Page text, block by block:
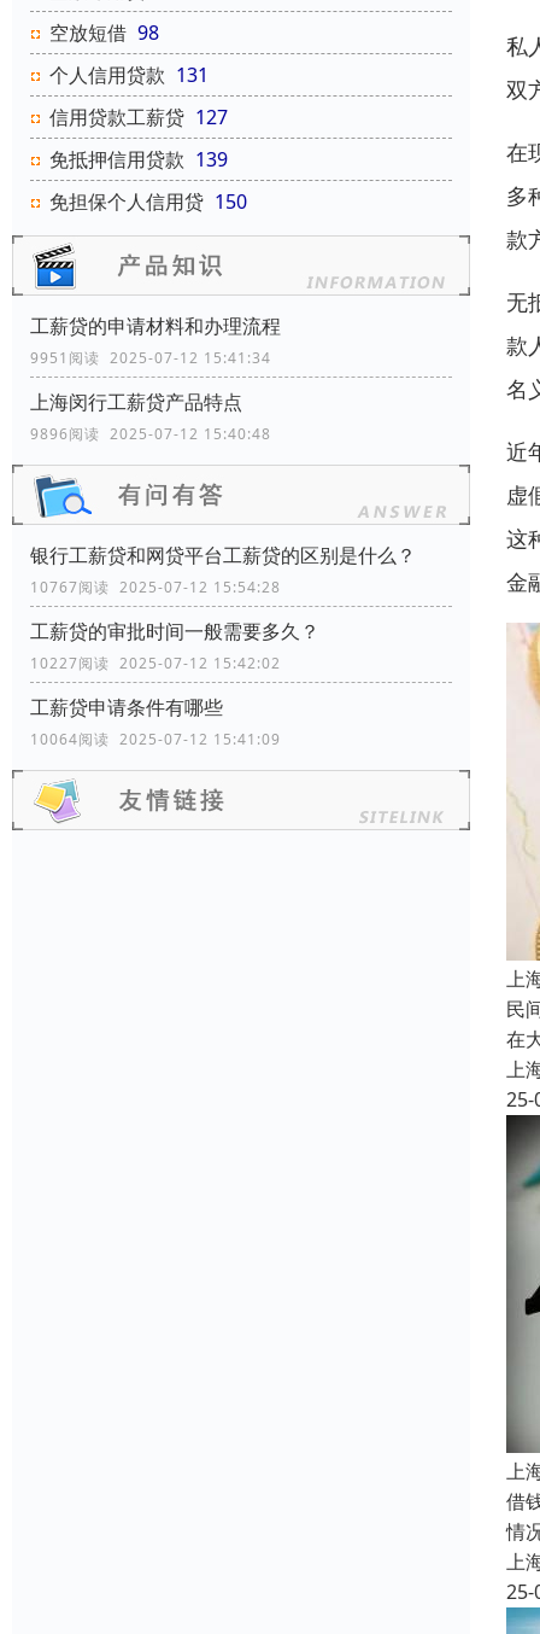
空放短借 98
个人信用贷款 131
信用贷款工薪贷 127
免抵押信用贷款 139
免担保个人信用贷 150
工薪贷的申请材料和办理流程
9951阅读 2025-07-12 15:41:34
上海闵行工薪贷产品特点
9896阅读 2025-07-12 15:40:48
银行工薪贷和网贷平台工薪贷的区别是什么？
10767阅读 2025-07-12 15:54:28
工薪贷的审批时间一般需要多久？
10227阅读 2025-07-12 15:42:02
工薪贷申请条件有哪些
10064阅读 2025-07-12 15:41:09
私
双
在
多
款
无
款
名
近
虚
这
金
上
民
在
上
25-
上
借
情
上
25-